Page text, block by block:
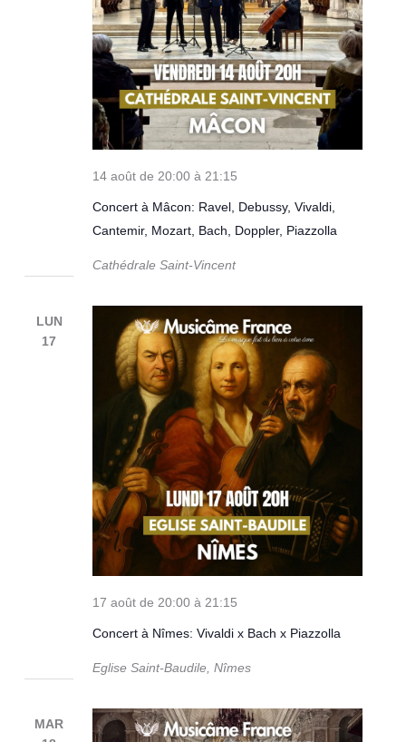
Concert à Mâcon: Ravel, Debussy, Vivaldi,
Cantemir, Mozart, Bach, Doppler, Piazzolla
14 août de 20:00 à 21:15
Cathédrale Saint-Vincent
LUN
17
Concert à Nîmes: Vivaldi x Bach x Piazzolla
17 août de 20:00 à 21:15
Eglise Saint-Baudile, Nîmes
MAR